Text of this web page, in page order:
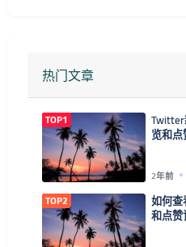
热门文章
TOP1
览和点
2年前
TOP2 如何
和点赞